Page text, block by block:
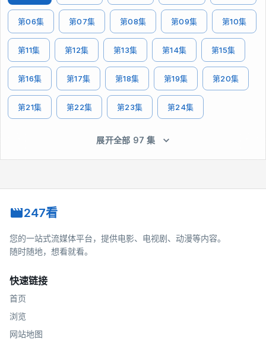
第06集 第07集 第08集 第09集 第10集
第11集 第12集 第13集 第14集 第15集
第16集 第17集 第18集 第19集 第20集
第21集 第22集 第23集 第24集
展开全部 97 集
247看
您的一站式流媒体平台，提供电影、电视剧、动漫等内容。
随时随地，想看就看。
快速链接
首页
浏览
网站地图